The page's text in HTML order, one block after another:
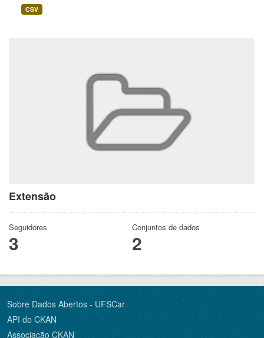
Extensão
Seguidores
3
Conjuntos de dados
2
CSV
Sobre Dados Abertos - UFSCar
API do CKAN
Associação CKAN